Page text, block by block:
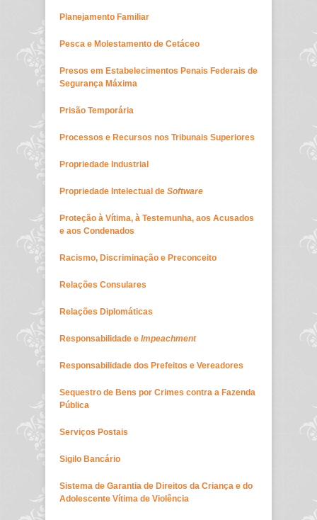
Planejamento Familiar
Pesca e Molestamento de Cetáceo
Presos em Estabelecimentos Penais Federais de
Segurança Máxima
Prisão Temporária
Processos e Recursos nos Tribunais Superiores
Propriedade Industrial
Propriedade Intelectual de Software
Proteção à Vítima, à Testemunha, aos Acusados
e aos Condenados
Racismo, Discriminação e Preconceito
Relações Consulares
Relações Diplomáticas
Responsabilidade e Impeachment
Responsabilidade dos Prefeitos e Vereadores
Sequestro de Bens por Crimes contra a Fazenda
Pública
Serviços Postais
Sigilo Bancário
Sistema de Garantia de Direitos da Criança e do
Adolescente Vítima de Violência